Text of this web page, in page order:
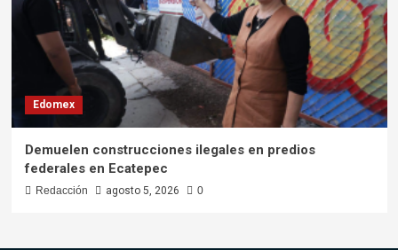
Edomex
Demuelen construcciones ilegales en predios
federales en Ecatepec
Redacción agosto 5, 2026 0